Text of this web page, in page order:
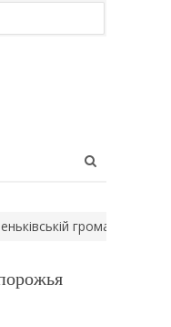
громаді після атак рф